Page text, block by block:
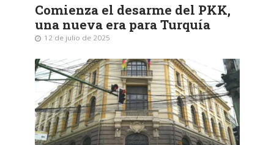
Comienza el desarme del PKK,
una nueva era para Turquía
12 de julio de 2025